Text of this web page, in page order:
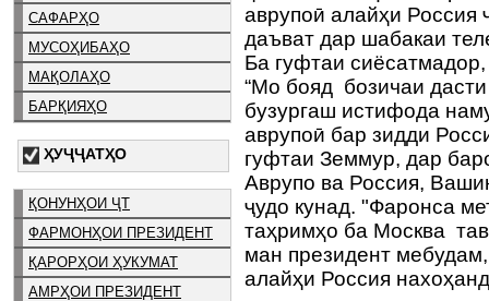
САФАРҲО
МУСОҲИБАҲО
МАҚОЛАҲО
БАРҚИЯҲО
ҲУҶҶАТҲО
ҚОНУНҲОИ ҶТ
ФАРМОНҲОИ ПРЕЗИДЕНТ
ҚАРОРҲОИ ҲУКУМАТ
АМРҲОИ ПРЕЗИДЕНТ
аврупоӣ алайҳи Россия
даъват дар шабакаи
Ба гуфтаи
“Мо бояд бозичаи
бузургаш истифода
аврупоӣ бар зидди
гуфтаи Земмур, дар
Аврупо ва Россия,
ҷудо кунад. "Фаронса
таҳримҳо ба Москва
ман президент
алайҳи Россия